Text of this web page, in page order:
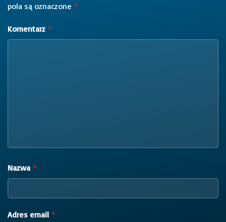
pola są oznaczone *
Komentarz *
Nazwa *
Adres email *